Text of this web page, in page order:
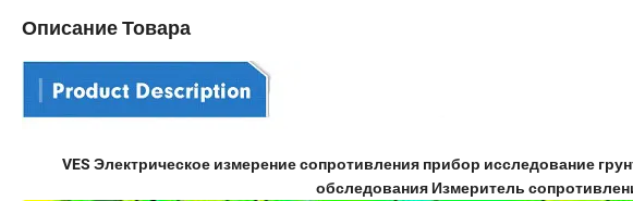
Описание Товара
VES Электрическое измерение сопротивления прибор исследование
обследования Измеритель